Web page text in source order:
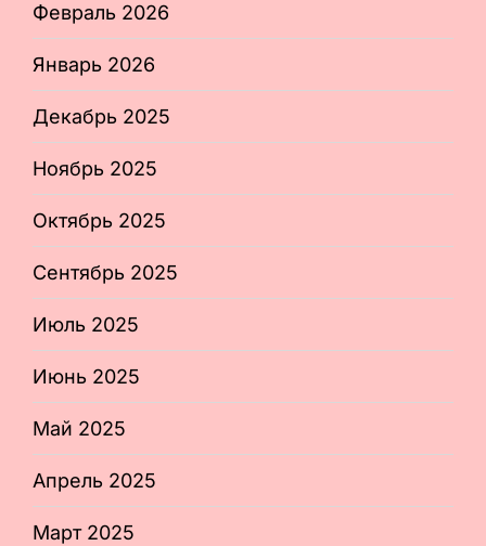
Февраль 2026
Январь 2026
Декабрь 2025
Ноябрь 2025
Октябрь 2025
Сентябрь 2025
Июль 2025
Июнь 2025
Май 2025
Апрель 2025
Март 2025